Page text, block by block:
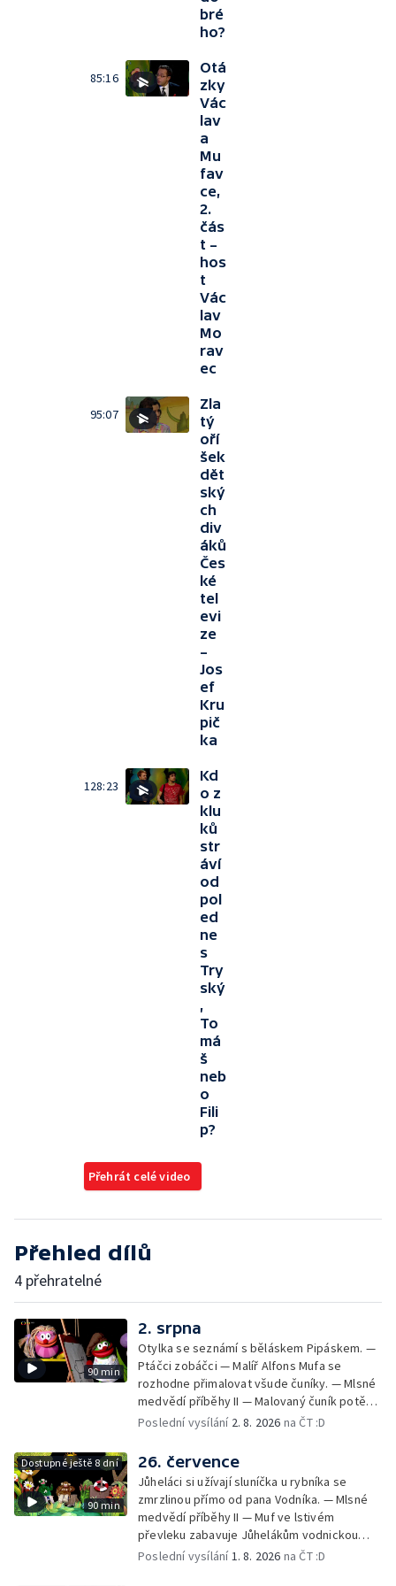
bré
ho?
85:16
Otá
zky
Vác
lav
a
Mu
fav
ce,
2.
čás
t –
hos
t
Vác
lav
Mo
rav
ec
95:07
Zla
tý
oří
šek
dět
ský
ch
div
áků
Čes
ké
tel
evi
ze
–
Jos
ef
Kru
pič
ka
128:23
Kd
o z
klu
ků
str
áví
od
pol
ed
ne
s
Try
ský
,
To
má
š
neb
o
Fili
p?
Přehrát celé video
Přehled dílů
4 přehratelné
90 min
2. srpna
Otylka se seznámí s běláskem Pipáskem. —
Ptáčci zobáčci — Malíř Alfons Mufa se
rozhodne přimalovat všude čuníky. — Mlsné
medvědí příběhy II — Malovaný čuník potěší
Drsňačku. — Dobrodružství Arachnomušáka
kapela — Teta Pipeta se pustila do velkého
prádla a nezná slitování s Jůheláky ani
Polapilem. — Bob a Bobek na cestách — Muf
chystá Vodníkovi bublinkovou koupel. —
Lišák a Zajda — Brzoránošou navštíví
velryba. — Muchomůrek a Muchlíci II — Hary,
Jazzajíci a píseň o velrybě ve vaně. —
Poslední vysílání 2. 8. 2026 na ČT :D
Dostupné ještě 8 dní
90 min
26. července
Jůheláci si užívají sluníčka u rybníka se
zmrzlinou přímo od pana Vodníka. — Mlsné
medvědí příběhy II — Muf ve lstivém
převleku zabavuje Jůhelákům vodnickou
zmrzlinu, ale pak lituje - je totiž z bahna a
Poslední vysílání1. 8. 2026 na ČT :D